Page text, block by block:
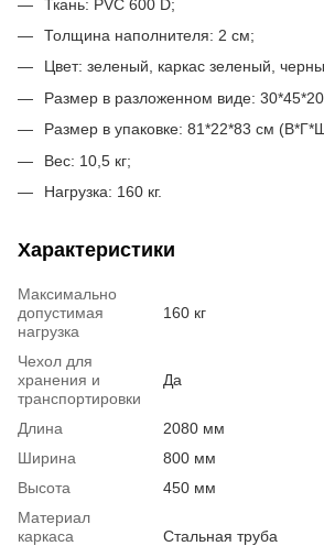
Ткань: PVC 600 D;
Толщина наполнителя: 2 см;
Цвет: зеленый, каркас зеленый,
Размер в разложенном виде:
Размер в упаковке: 81*22*83 см
Вес: 10,5 кг;
Нагрузка: 160 кг.
Характеристики
Максимально
допустимая
нагрузка
160 кг
Чехол для
хранения и
транспортировки
Да
Длина
2080 мм
Ширина
800 мм
Высота
450 мм
Материал
каркаса
Стальная труба